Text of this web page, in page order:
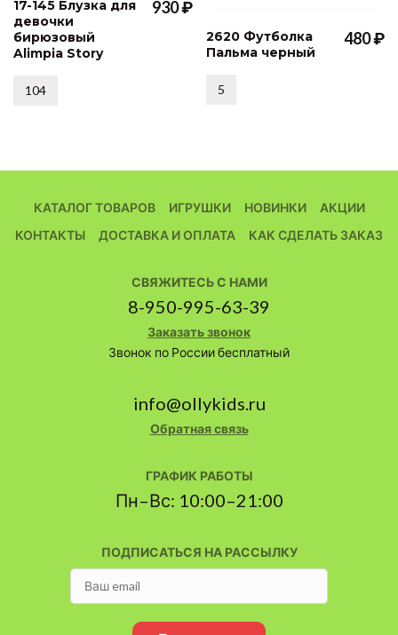
17-145 Блузка для
девочки
бирюзовый
Alimpia Story
930 ₽
104
2620 Футболка
Пальма черный
480 ₽
5
КАТАЛОГ ТОВАРОВ ИГРУШКИ НОВИНКИ
АКЦИИ
КОНТАКТЫ
ДОСТАВКА И ОПЛАТА КАК СДЕЛАТЬ ЗАКАЗ
ПОДПИСАТЬСЯ НА РАССЫЛКУ
СВЯЖИТЕСЬ С НАМИ
8-950-995-63-39
Заказать звонок
Звонок по России бесплатный
info@ollykids.ru
Обратная связь
ГРАФИК РАБОТЫ
Пн–Вс: 10:00–21:00